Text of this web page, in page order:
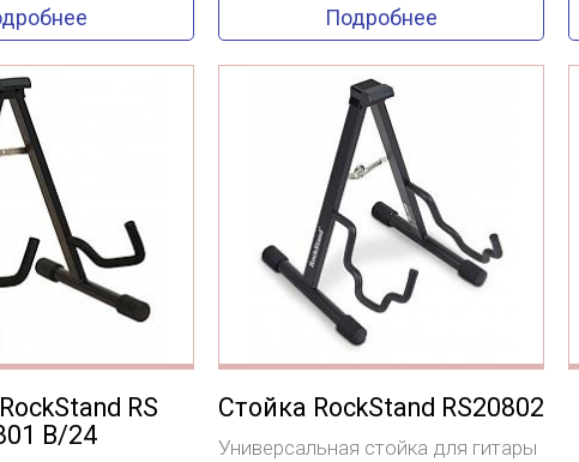
Подробнее
RS
B/24
Стойка RockStand RS20802
Универсальная стойка для гитары